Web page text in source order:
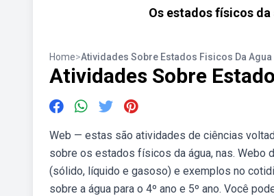
Os estados físicos da
Home>Atividades Sobre Estados Fisicos Da Agua
Atividades Sobre
Web — estas são atividades de ciências
sobre os estados físicos da água, nas. Webo
(sólido, líquido e gasoso) e exemplos no
sobre a água para o 4º ano e 5º ano. Você